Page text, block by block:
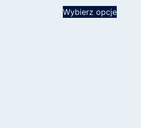
Wybierz opcje